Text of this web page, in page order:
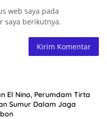
web saya pada
saya berikutnya.
El Nino, Perumdam Tirta
Sumur Dalam Jaga